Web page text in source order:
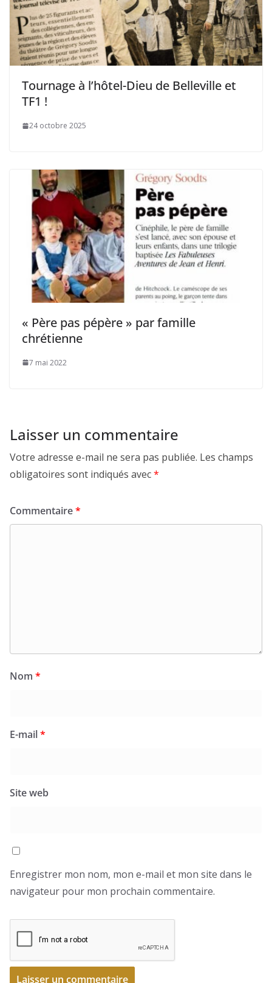
Tournage à l’hôtel-Dieu de Belleville et
TF1 !
24 octobre 2025
« Père pas pépère » par famille
chrétienne
7 mai 2022
Laisser un commentaire
Votre adresse e-mail ne sera pas publiée. Les champs
obligatoires sont indiqués avec*
Commentaire*
Nom *
E-mail*
Site web
Enregistrer mon nom, mon e-mail et mon site dans le
navigateur pour mon prochain commentaire.